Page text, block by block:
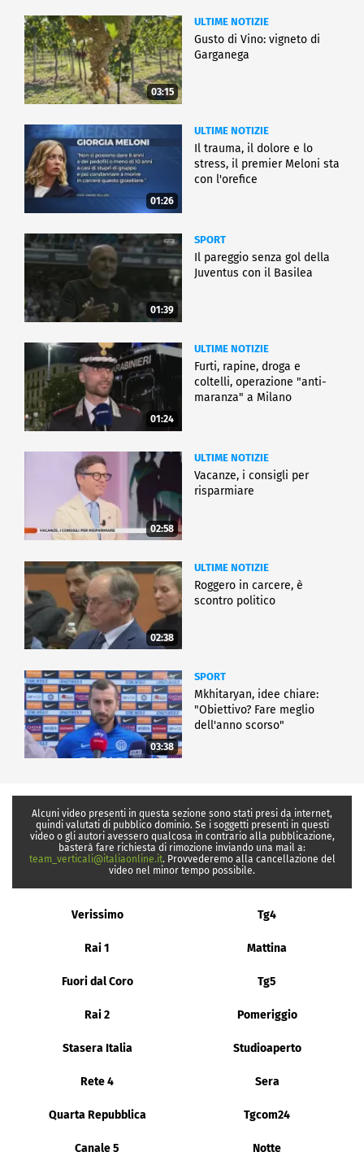
03:15
ULTIME NOTIZIE
Gusto di Vino: vigneto di
Garganega
01:26
ULTIME NOTIZIE
Il trauma, il dolore e lo
stress, il premier Meloni sta
con l'orefice
01:39
SPORT
Il pareggio senza gol della
Juventus con il Basilea
01:24
ULTIME NOTIZIE
Furti, rapine, droga e
coltelli, operazione "anti-
maranza" a Milano
02:58
ULTIME NOTIZIE
Vacanze, i consigli per
risparmiare
02:38
ULTIME NOTIZIE
Roggero in carcere, è
scontro politico
03:38
SPORT
Mkhitaryan, idee chiare:
"Obiettivo? Fare meglio
dell'anno scorso"
Alcuni video presenti in questa sezione sono stati presi da internet,
quindi valutati di pubblico dominio. Se i soggetti presenti in questi
video o gli autori avessero qualcosa in contrario alla pubblicazione,
basterà fare richiesta di rimozione inviando una mail a:
team_verticali@italiaonline.it. Provvederemo alla cancellazione del
video nel minor tempo possibile.
Verissimo Tg4
Rai 1 Mattina
Fuori dal Coro Tg5
Rai 2 Pomeriggio
Stasera Italia Studioaperto
Rete 4 Sera
Quarta Repubblica Tgcom24
Canale 5 Notte